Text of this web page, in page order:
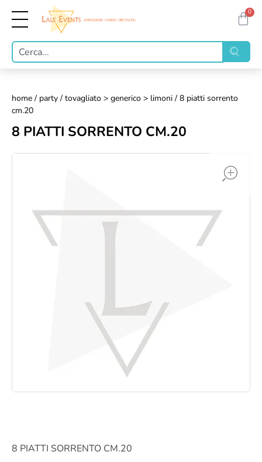
0
home / party / tovagliato > generico > limoni / 8 piatti sorrento
cm.20
8 PIATTI SORRENTO CM.20
8 PIATTI SORRENTO CM.20